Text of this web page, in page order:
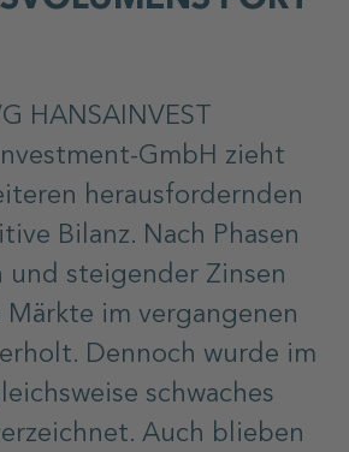
HANSAINVEST
GmbH zieht
herausfordernden
Bilanz. Nach Phasen
und steigender Zinsen
Märkte im vergangenen
Dennoch wurde im
schwaches
Auch blieben